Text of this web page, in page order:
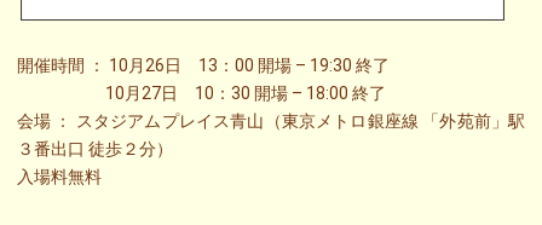
開催時間 ： 10月26日 13：00 開場 – 19:30 終了
10月27日 10：30 開場 – 18:00 終了
会場 ： スタジアムプレイス青山（東京メトロ銀座線 「外苑前」駅
３番出口 徒歩２分）
入場料無料